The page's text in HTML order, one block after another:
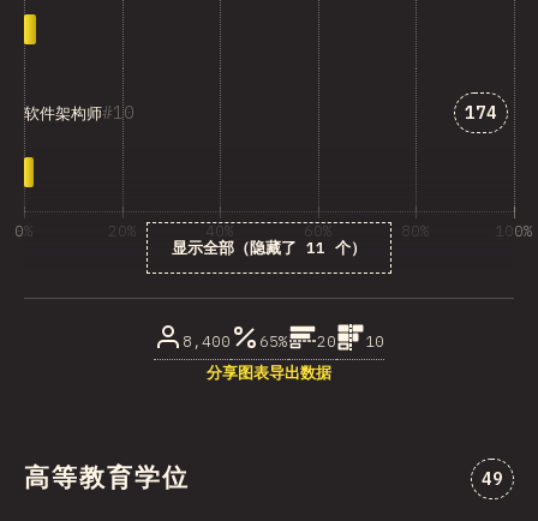
10
软件架构师 匹配“软
174
显示全部（隐藏了 11 个）
0% 20% 40% 60% 80% 100%
8,400 65% 20
10
分享图表导出数据
高等教育学位 对“高
49